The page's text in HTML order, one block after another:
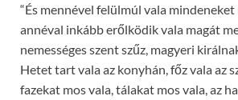
“És mennével felülmúl vala mindeneket
annéval inkább erőlködik vala magát
nemességes szent szűz, magyeri
Hetet tart vala az konyhán, főz vala az
fazekat mos vala, tálakat mos vala, az